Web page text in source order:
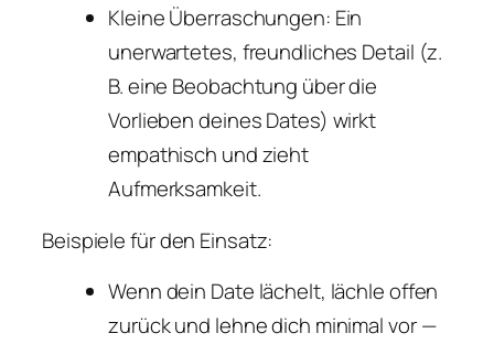
Kleine Überraschungen: Ein
unerwartetes, freundliches Detail (z.
B. eine Beobachtung über die
Vorlieben deines Dates) wirkt
empathisch und zieht
Aufmerksamkeit.
Beispiele für den Einsatz:
Wenn dein Date lächelt, lächle offen
zurück und lehne dich minimal vor —